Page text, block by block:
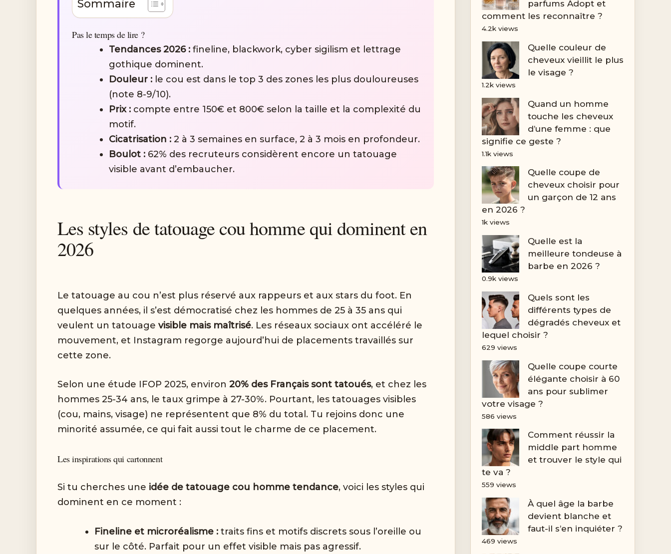
Sommaire
Pas le temps de lire ?
Tendances 2026 : fineline, blackwork, cyber sigilism et lettrage
gothique dominent.
Douleur : le cou est dans le top 3 des zones les plus douloureuses
(note 8-9/10).
Prix : compte entre 150€ et 800€ selon la taille et la complexité du
motif.
Cicatrisation : 2 à 3 semaines en surface, 2 à 3 mois en profondeur.
Boulot : 62% des recruteurs considèrent encore un tatouage
visible avant d’embaucher.
Les styles de tatouage cou homme qui dominent en
2026
Le tatouage au cou n’est plus réservé aux rappeurs et aux stars du foot. En
quelques années, il s’est démocratisé chez les hommes de 25 à 35 ans qui
veulent un tatouage visible mais maîtrisé. Les réseaux sociaux ont accéléré le
mouvement, et Instagram regorge aujourd’hui de placements travaillés sur
cette zone.
Selon une étude IFOP 2025, environ 20% des Français sont tatoués, et chez les
hommes 25-34 ans, le taux grimpe à 27-30%. Pourtant, les tatouages visibles
(cou, mains, visage) ne représentent que 8% du total. Tu rejoins donc une
minorité assumée, ce qui fait aussi tout le charme de ce placement.
Les inspirations qui cartonnent
Si tu cherches une idée de tatouage cou homme tendance, voici les styles qui
dominent en ce moment :
Fineline et microréalisme : traits fins et motifs discrets sous l’oreille ou
sur le côté. Parfait pour un effet visible mais pas agressif.
parfums Adopt et
comment les reconnaître ?
4.2k views
Quelle couleur de
cheveux vieillit le plus
le visage ?
1.2k views
Quand un homme
touche les cheveux
d’une femme : que
signifie ce geste ?
1.1k views
Quelle coupe de
cheveux choisir pour
un garçon de 12 ans
en 2026 ?
1k views
Quelle est la
meilleure tondeuse à
barbe en 2026 ?
0.9k views
Quels sont les
différents types de
dégradés cheveux et
lequel choisir ?
629 views
Quelle coupe courte
élégante choisir à 60
ans pour sublimer
votre visage ?
586 views
Comment réussir la
middle part homme
et trouver le style qui
te va ?
559 views
À quel âge la barbe
devient blanche et
faut-il s’en inquiéter ?
469 views